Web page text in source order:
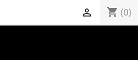
shopping_cart (0)
